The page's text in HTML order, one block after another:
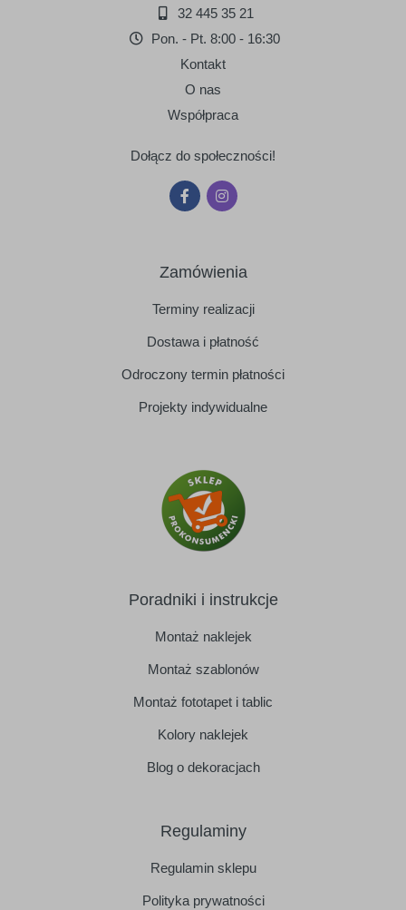
32 445 35 21
Pon. - Pt. 8:00 - 16:30
Kontakt
O nas
Współpraca
Dołącz do społeczności!
Zamówienia
Terminy realizacji
Dostawa i płatność
Odroczony termin płatności
Projekty indywidualne
Poradniki i instrukcje
Montaż naklejek
Montaż szablonów
Montaż fototapet i tablic
Kolory naklejek
Blog o dekoracjach
Regulaminy
Regulamin sklepu
Polityka prywatności